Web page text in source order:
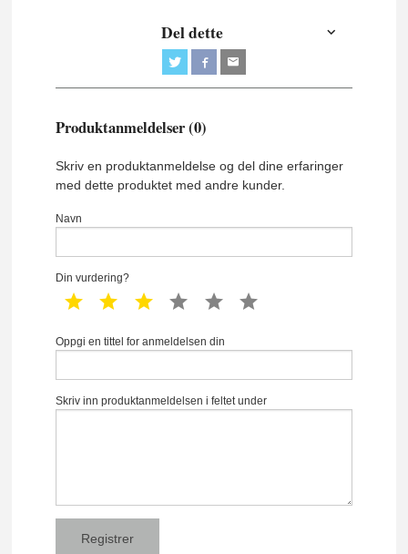
Del dette
Produktanmeldelser (0)
Skriv en produktanmeldelse og del dine erfaringer
med dette produktet med andre kunder.
Navn
Din vurdering?
1 star 2 star 3 star 4 star 5 star
Oppgi en tittel for anmeldelsen din
Skriv inn produktanmeldelsen i feltet under